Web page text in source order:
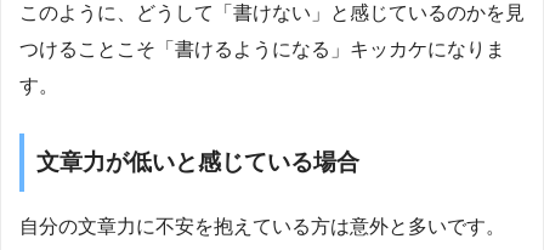
このように、どうして「書けない」と感じているのかを見
つけることこそ「書けるようになる」キッカケになりま
す。
文章力が低いと感じている場合
自分の文章力に不安を抱えている方は意外と多いです。